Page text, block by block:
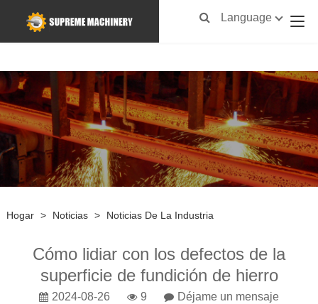
Language
Hogar > Noticias > Noticias De La Industria
Cómo lidiar con los defectos de la
superficie de fundición de hierro
2024-08-26 9 Déjame un mensaje